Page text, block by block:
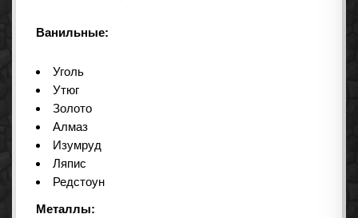
Ванильные:
Уголь
Утюг
Золото
Алмаз
Изумруд
Ляпис
Редстоун
Металлы: